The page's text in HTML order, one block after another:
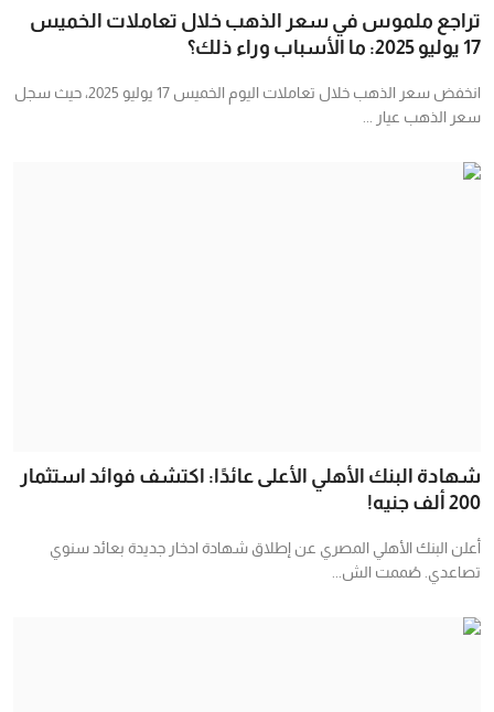
تراجع ملموس في سعر الذهب خلال تعاملات الخميس
17 يوليو 2025: ما الأسباب وراء ذلك؟
انخفض سعر الذهب خلال تعاملات اليوم الخميس 17 يوليو 2025، حيث سجل
سعر الذهب عيار ...
شهادة البنك الأهلي الأعلى عائدًا: اكتشف فوائد استثمار
200 ألف جنيه!
أعلن البنك الأهلي المصري عن إطلاق شهادة ادخار جديدة بعائد سنوي
تصاعدي. صُممت الش...